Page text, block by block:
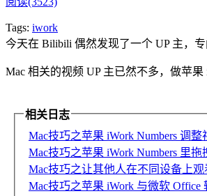
Tags: iwork
今天在 Bilibili 偶然发现了一个 UP 主，
Mac 相关的视频 UP 主已然不多，做苹
相关日志
Mac技巧之苹果 iWork Numbers 调
Mac技巧之苹果 iWork Numbers 里拖
Mac技巧之让其他人在不同设备上
Mac技巧之苹果 iWork 与微软